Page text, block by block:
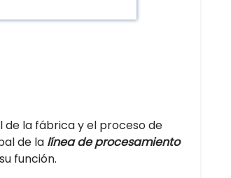
la fábrica y el proceso de
de la línea de procesamiento
función.